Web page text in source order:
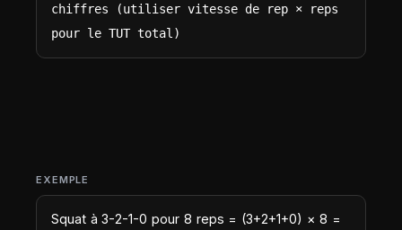
chiffres (utiliser vitesse de rep × reps
pour le TUT total)
EXEMPLE
Squat à 3-2-1-0 pour 8 reps = (3+2+1+0) × 8 =